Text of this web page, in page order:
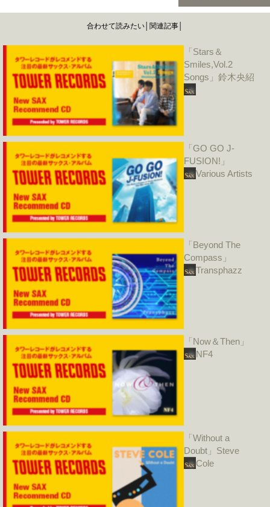
合わせて読みたい│関連記事│
「Stars＆
Smiles,Vol.2
Songs」鈴木央紹
「GO GO J-
FUSION!」
Various Artists
「Beyond The
Compass」
Transphazz
「Now＆Then」
NF4
「Without a
Doubt」Steve
Cole